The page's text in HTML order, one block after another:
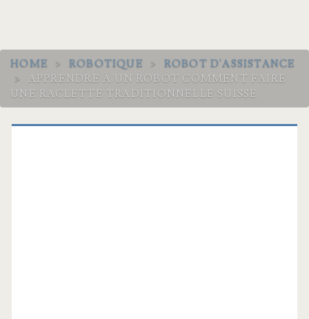
HOME > ROBOTIQUE >
ROBOT D'ASSISTANCE
>
APPRENDRE À UN ROBOT COMMENT FAIRE
UNE RACLETTE TRADITIONNELLE SUISSE